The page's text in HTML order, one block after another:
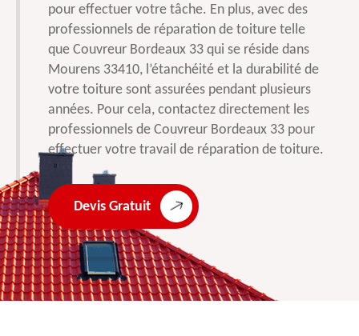
pour effectuer votre tâche. En plus, avec des
professionnels de réparation de toiture telle
que Couvreur Bordeaux 33 qui se réside dans
Mourens 33410, l’étanchéité et la durabilité de
votre toiture sont assurées pendant plusieurs
années. Pour cela, contactez directement les
professionnels de Couvreur Bordeaux 33 pour
effectuer votre travail de réparation de toiture.
Devis Gratuit